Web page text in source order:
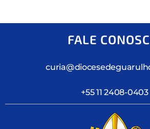
FALE
+55 11 2408-0403